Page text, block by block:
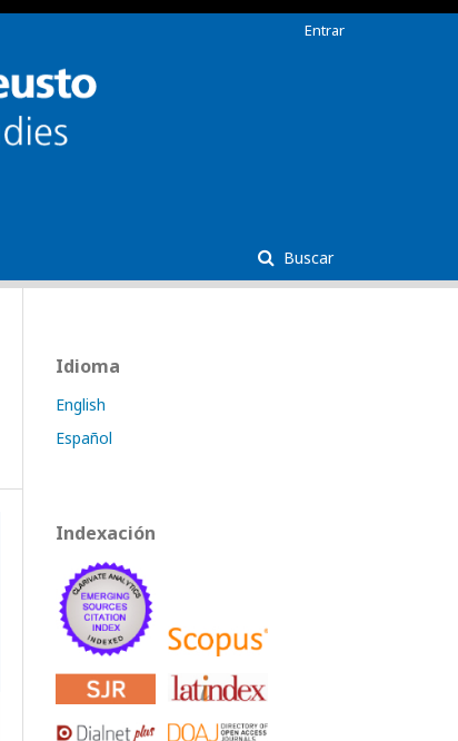
Buscar
Entrar
Idioma
English
Español
Indexación